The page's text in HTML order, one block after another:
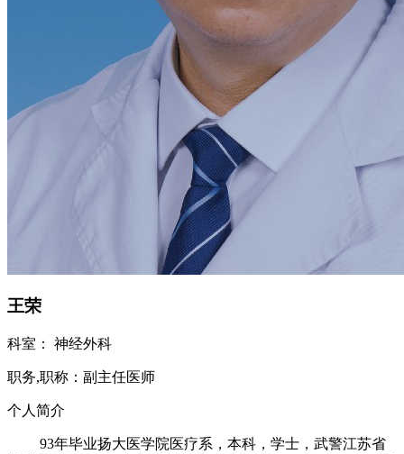
王荣
科室： 神经外科
职务,职称： 副主任医师
个人简介
93年毕业扬大医学院医疗系，本科，学士，武警江苏省